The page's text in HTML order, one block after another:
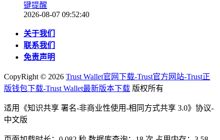
键提醒
2026-08-07 09:52:40
关于我们
联系我们
免责声明
CopyRight © 2026 Trust Wallet官网下载-Trust官方网站-Trust正
版钱包下载-Trust Wallet最新版本下载 版权所有
适用《知识共享 署名-非商业性使用-相同方式共享 3.0》协议-
中文版